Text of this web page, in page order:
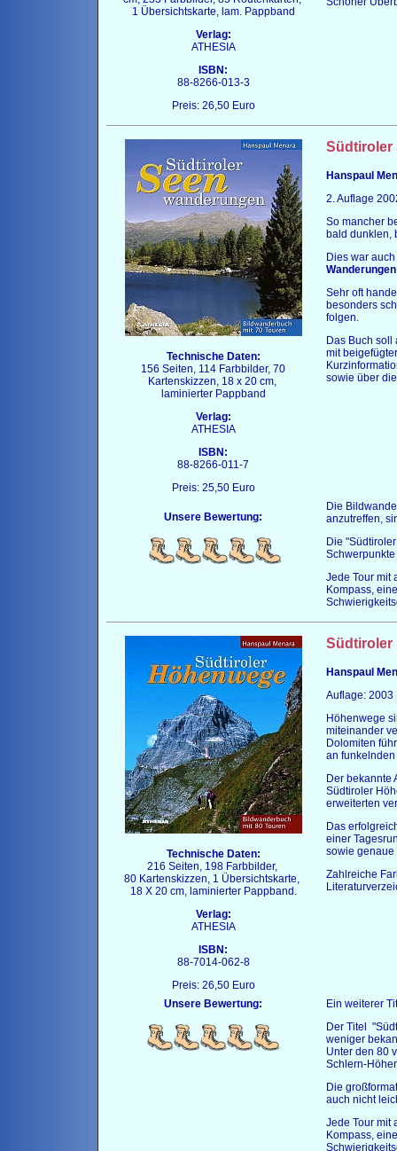
1 Übersichtskarte, lam. Pappband
Verlag:
ATHESIA
ISBN:
88-8266-013-3
Preis: 26,50 Euro
Technische Daten:
156 Seiten, 114 Farbbilder, 70
Kartenskizzen, 18 x 20 cm,
laminierter Pappband
Verlag:
ATHESIA
ISBN:
88-8266-011-7
Preis: 25,50 Euro
Südtiroler
Hanspaul
2. Auflage
So mancher
bald dunklen,
Dies war
Wanderungen
Sehr oft
besonders
folgen.
Das Buch
mit
sowie über
Unsere Bewertung:
Die
anzutreffen,
Die
Jede Tour mit
Kompass,
Technische Daten:
216 Seiten, 198 Farbbilder,
80 Kartenskizzen, 1 Übersichtskarte,
18 X 20 cm, laminierter Pappband.
Verlag:
ATHESIA
ISBN:
88-7014-062-8
Preis: 26,50 Euro
Südtiroler
Hanspaul
Auflage: 2003
Höhenwege
miteinander
Dolomiten
an
Der bekannte
Südtiroler
erweiterten
Das
einer
sowie genaue
Zahlreiche
Unsere Bewertung:
Ein weiterer
Der Titel
weniger
Unter den 80
Schlern-
Die
auch nicht
Jede Tour mit
Kompass,